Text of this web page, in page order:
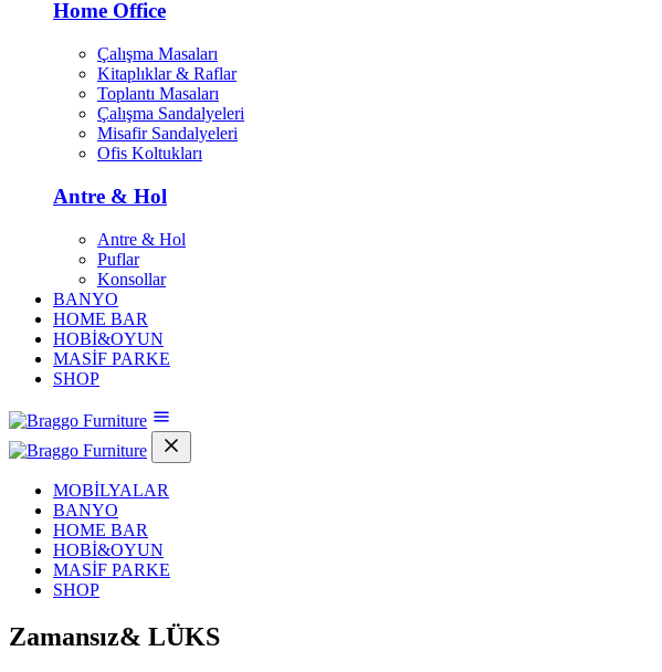
Home Office
Çalışma Masaları
Kitaplıklar & Raflar
Toplantı Masaları
Çalışma Sandalyeleri
Misafir Sandalyeleri
Ofis Koltukları
Antre & Hol
Antre & Hol
Puflar
Konsollar
BANYO
HOME BAR
HOBİ&OYUN
MASİF PARKE
SHOP
MOBİLYALAR
BANYO
HOME BAR
HOBİ&OYUN
MASİF PARKE
SHOP
Zamansız& LÜKS